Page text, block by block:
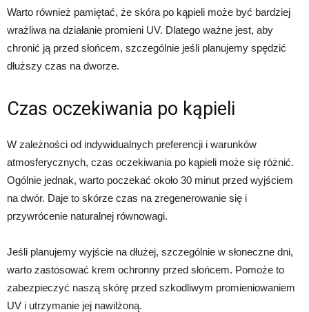
Warto również pamiętać, że skóra po kąpieli może być bardziej
wrażliwa na działanie promieni UV. Dlatego ważne jest, aby
chronić ją przed słońcem, szczególnie jeśli planujemy spędzić
dłuższy czas na dworze.
Czas oczekiwania po kąpieli
W zależności od indywidualnych preferencji i warunków
atmosferycznych, czas oczekiwania po kąpieli może się różnić.
Ogólnie jednak, warto poczekać około 30 minut przed wyjściem
na dwór. Daje to skórze czas na zregenerowanie się i
przywrócenie naturalnej równowagi.
Jeśli planujemy wyjście na dłużej, szczególnie w słoneczne dni,
warto zastosować krem ochronny przed słońcem. Pomoże to
zabezpieczyć naszą skórę przed szkodliwym promieniowaniem
UV i utrzymanie jej nawilżoną.